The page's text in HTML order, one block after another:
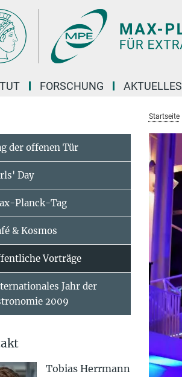
FORSCHUNG AKTUELLES
Startseite
der offenen Tür
Day
Planck-Tag
& Kosmos
Vorträge
Jahr der
2009
Tobias Herrmann